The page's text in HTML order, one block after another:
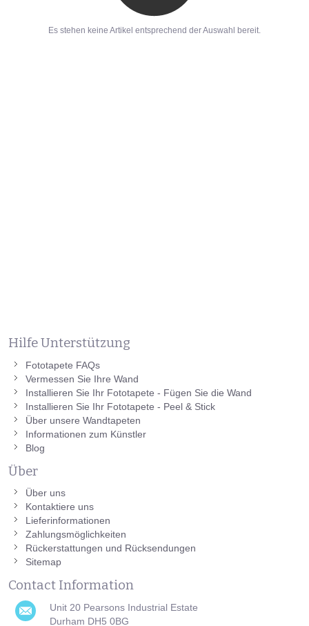
Es stehen keine Artikel entsprechend der Auswahl bereit.
Hilfe Unterstützung
Fototapete FAQs
Vermessen Sie Ihre Wand
Installieren Sie Ihr Fototapete - Fügen Sie die Wand
Installieren Sie Ihr Fototapete - Peel & Stick
Über unsere Wandtapeten
Informationen zum Künstler
Blog
Über
Über uns
Kontaktiere uns
Lieferinformationen
Zahlungsmöglichkeiten
Rückerstattungen und Rücksendungen
Sitemap
Contact Information
Unit 20 Pearsons Industrial Estate
Durham DH5 0BG